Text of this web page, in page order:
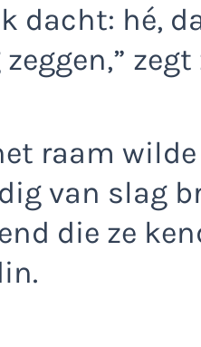
dacht: hé,
zegt
raam
van slag
die ze